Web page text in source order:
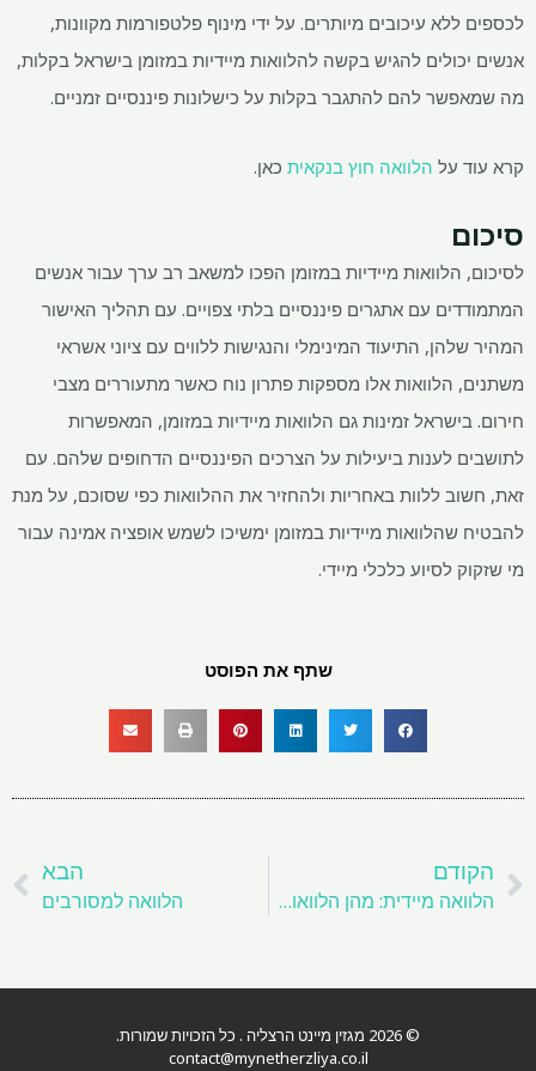
לכספים ללא עיכובים מיותרים. על ידי מינוף פלטפורמות מקוונות,
אנשים יכולים להגיש בקשה להלוואות מיידיות במזומן בישראל בקלות,
מה שמאפשר להם להתגבר בקלות על כישלונות פיננסיים זמניים.
קרא עוד על הלוואה חוץ בנקאית כאן.
סיכום
לסיכום, הלוואות מיידיות במזומן הפכו למשאב רב ערך עבור אנשים
המתמודדים עם אתגרים פיננסיים בלתי צפויים. עם תהליך האישור
המהיר שלהן, התיעוד המינימלי והנגישות ללווים עם ציוני אשראי
משתנים, הלוואות אלו מספקות פתרון נוח כאשר מתעוררים מצבי
חירום. בישראל זמינות גם הלוואות מיידיות במזומן, המאפשרות
לתושבים לענות ביעילות על הצרכים הפיננסיים הדחופים שלהם. עם
זאת, חשוב ללוות באחריות ולהחזיר את ההלוואות כפי שסוכם, על מנת
להבטיח שהלוואות מיידיות במזומן ימשיכו לשמש אופציה אמינה עבור
מי שזקוק לסיוע כלכלי מיידי.
שתף את הפוסט
קודם
הקודם
הלוואה מיידית: מהן הלוואות דיגיטליות מיידיות?
הבא
הלוואה למסורבים
© 2026 מגזין מיינט הרצליה . כל הזכויות שמורות.
contact@mynetherzliya.co.il